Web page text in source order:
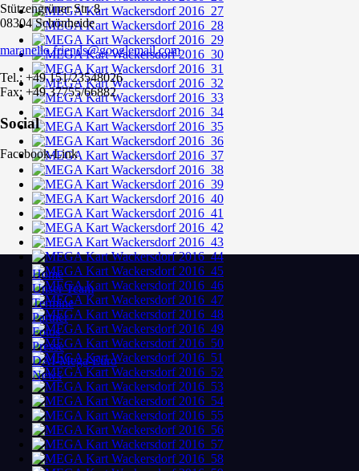
Stützengrüner Str. 8
08304 Schönheide
maranello.friends@googlemail.com
Tel.: +49 151/23548026
Fax: +49 37755/66882
Social
Facebook-Link
Home
Unser Team
Termine
Partner
Fotos
Presse
DAI-Mega-Euro
News